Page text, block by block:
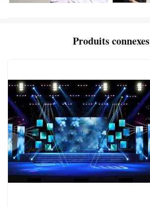
Produits connexes